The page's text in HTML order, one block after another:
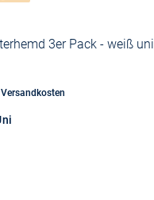
3er Pack- weiß uni
Versandkosten